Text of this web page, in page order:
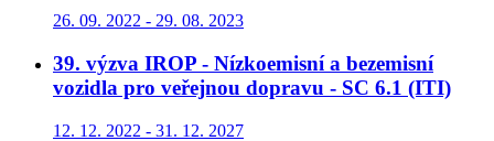
26. 09. 2022 - 29. 08. 2023
39. výzva IROP - Nízkoemisní a bezemisní
vozidla pro veřejnou dopravu - SC 6.1 (ITI)
12. 12. 2022 - 31. 12. 2027